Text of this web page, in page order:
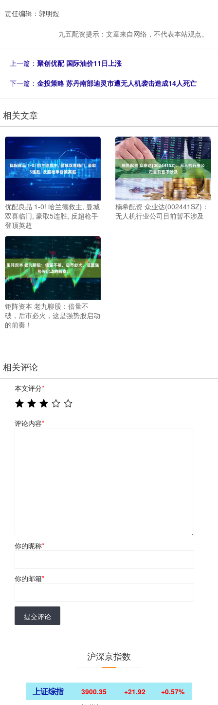
责任编辑：郭明煜
九五配资提示：文章来自网络，不代表本站观点。
上一篇： 聚创优配 国际油价11日上涨
下一篇： 金投策略 苏丹南部迪灵市遭无人机袭击造成14人死亡
相关文章
优配良品 1-0! 哈兰德救主, 曼城
双喜临门, 豪取5连胜, 反超枪手
登顶英超
楠希配资 众业达(002441SZ)：
无人机行业公司目前暂不涉及
钜阵资本 老九聊股：倍量不
破，后市必火，这是强势股启动
的前奏！
相关评论
本文评分*
评论内容*
你的昵称*
你的邮箱*
提交评论
沪深京指数
上证综指 3900.35 +21.92 +0.57%